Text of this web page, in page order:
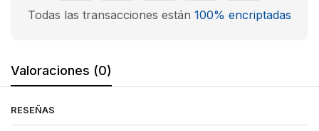
Todas las transacciones están 100% encriptadas
Valoraciones (0)
RESEÑAS